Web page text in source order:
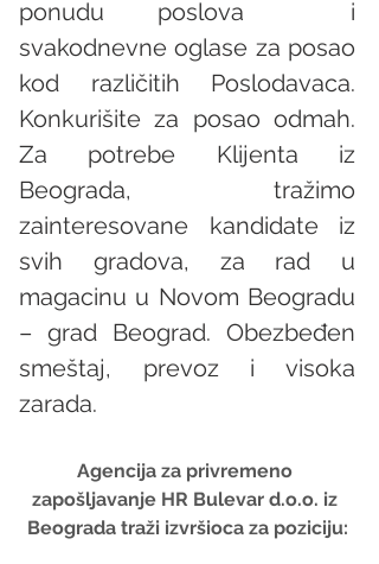
ponudu poslova  i
svakodnevne oglase za posao
kod različitih Poslodavaca.
Konkurišite za posao odmah.
Za potrebe Klijenta iz
Beograda, tražimo
zainteresovane kandidate iz
svih gradova, za rad u
magacinu u Novom Beogradu
– grad Beograd. Obezbeđen
smeštaj, prevoz i visoka
zarada.
Agencija za privremeno
zapošljavanje HR Bulevar d.o.o. iz
Beograda traži izvršioca za poziciju: